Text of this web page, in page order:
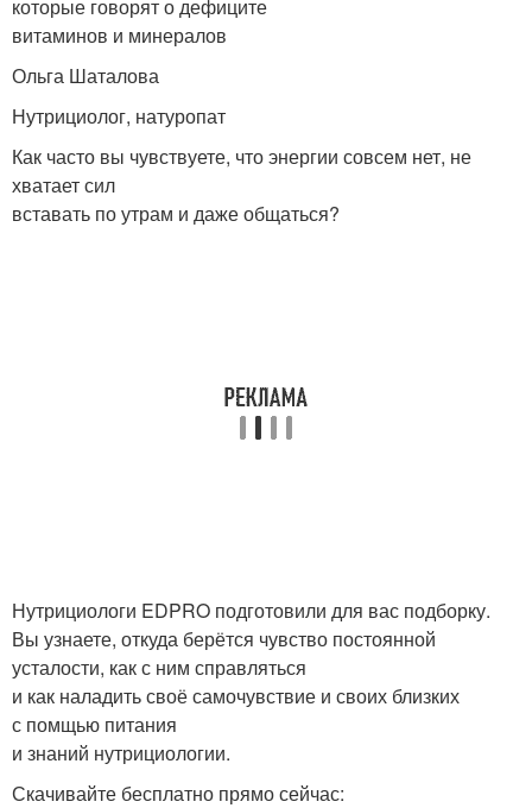
которые говорят о дефиците
витаминов и минералов
Ольга Шаталова
Нутрициолог, натуропат
Как часто вы чувствуете, что энергии совсем нет, не
хватает сил
вставать по утрам и даже общаться?
Нутрициологи EDPRO подготовили для вас подборку.
Вы узнаете, откуда берётся чувство постоянной
усталости, как с ним справляться
и как наладить своё самочувствие и своих близких
с помщью питания
и знаний нутрициологии.
Скачивайте бесплатно прямо сейчас: